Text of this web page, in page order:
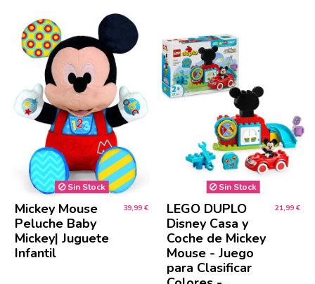
Sin Stock
Mickey Mouse
Peluche Baby
Mickey| Juguete
Infantil
39,99 €
Sin Stock
LEGO DUPLO
Disney Casa y
Coche de Mickey
Mouse - Juego
para Clasificar
21,99 €